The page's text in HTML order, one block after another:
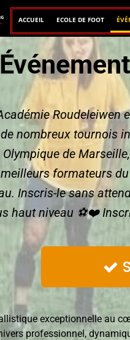
ACCUEIL ECOLE DE FOOT
nombreux tournois
de
formateurs
Inscris-le sans
haut niveau ⚽❤️

exceptionnelle au
professionnel,